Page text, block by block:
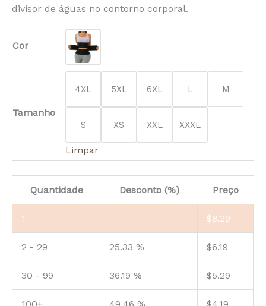
divisor de águas no contorno corporal.
Cor
Tamanho
4XL 5XL 6XL L M
S XS XXL XXXL
Limpar
Quantidade Desconto (%) Preço
1 - $8.29
2 - 29 25.33 % $6.19
30 - 99 36.19 % $5.29